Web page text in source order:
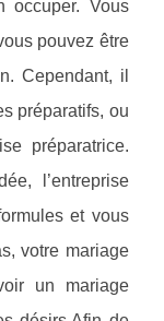
occuper. Vous
pouvez être
Cependant, il
préparatifs, ou
préparatrice.
l’entreprise
et vous
votre mariage
un mariage